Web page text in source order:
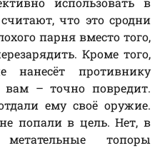
что это сродни
парня вместо того,
Кроме того,
нанесёт противнику
вам – точно повредит.
ему своё оружие.
попали в цель. Нет, в
топоры